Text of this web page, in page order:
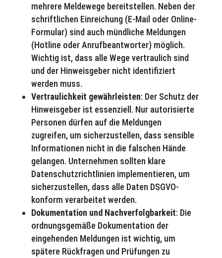
mehrere Meldewege bereitstellen. Neben der
schriftlichen Einreichung (E-Mail oder Online-
Formular) sind auch mündliche Meldungen
(Hotline oder Anrufbeantworter) möglich.
Wichtig ist, dass alle Wege vertraulich sind
und der Hinweisgeber nicht identifiziert
werden muss.
Vertraulichkeit gewährleisten: Der Schutz der
Hinweisgeber ist essenziell. Nur autorisierte
Personen dürfen auf die Meldungen
zugreifen, um sicherzustellen, dass sensible
Informationen nicht in die falschen Hände
gelangen. Unternehmen sollten klare
Datenschutzrichtlinien implementieren, um
sicherzustellen, dass alle Daten DSGVO-
konform verarbeitet werden.
Dokumentation und Nachverfolgbarkeit: Die
ordnungsgemäße Dokumentation der
eingehenden Meldungen ist wichtig, um
spätere Rückfragen und Prüfungen zu